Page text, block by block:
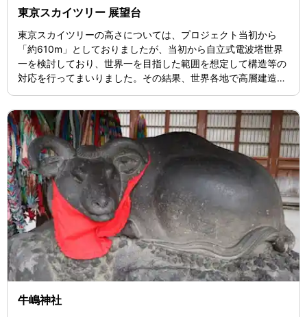
東京スカイツリー 展望台
東京スカイツリーの高さについては、プロジェクト当初から
「約610m」としておりましたが、当初から自立式電波塔世界
一を検討しており、世界一を目指した範囲を想定して構造等の
対応を行ってまいりました。その結果、世界各地で高層建造物
あり、高さ634mの東京スカイツリーは2011年11月17日にはギ
ネスワールドレコーズ社より世界一高いタワーとして認定され
ました。
牛嶋神社